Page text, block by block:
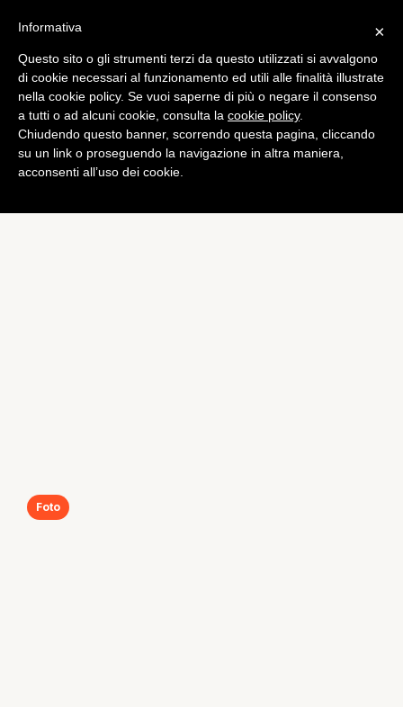
Foto
×
Informativa
Questo sito o gli strumenti terzi da questo utilizzati si avvalgono
di cookie necessari al funzionamento ed utili alle finalità illustrate
nella cookie policy. Se vuoi saperne di più o negare il consenso
a tutti o ad alcuni cookie, consulta la cookie policy.
Chiudendo questo banner, scorrendo questa pagina, cliccando
su un link o proseguendo la navigazione in altra maniera,
acconsenti all’uso dei cookie.